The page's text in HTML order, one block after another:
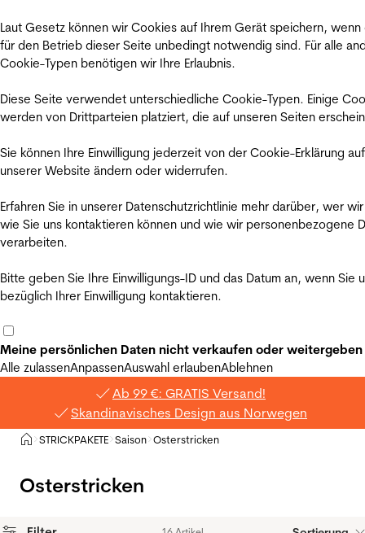
Laut Gesetz können wir Cookies auf Ihrem Gerät speichern, wenn
für den Betrieb dieser Seite unbedingt notwendig sind. Für alle
Cookie-Typen benötigen wir Ihre Erlaubnis.
Diese Seite verwendet unterschiedliche Cookie-Typen. Einige
werden von Drittparteien platziert, die auf unseren Seiten
Sie können Ihre Einwilligung jederzeit von der Cookie-Erklärung auf
unserer Website ändern oder widerrufen.
Erfahren Sie in unserer Datenschutzrichtlinie mehr darüber, wer
wie Sie uns kontaktieren können und wie wir personenbezogene
verarbeiten.
Bitte geben Sie Ihre Einwilligungs-ID und das Datum an, wenn Sie
bezüglich Ihrer Einwilligung kontaktieren.
Meine persönlichen Daten nicht verkaufen oder weitergeben
Alle zulassenAnpassenAuswahl erlaubenAblehnen
Ab 99 €: GRATIS Versand!
Skandinavisches Design aus Norwegen
Privat
>STRICKPAKETE >Saison >Osterstricken
Osterstricken